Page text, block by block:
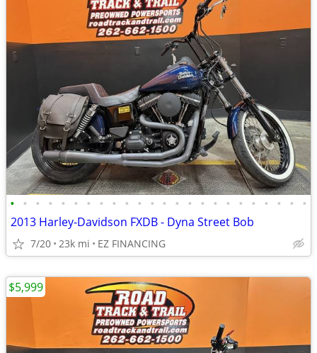
• • • • • • • • • • • • • • • • • • • • • • • •
2013 Harley-Davidson FXDB - Dyna Street Bob
7/20 23k mi EZ FINANCING
$5,999